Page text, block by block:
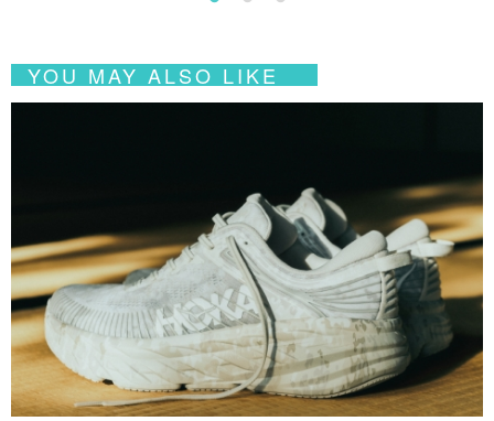
YOU MAY ALSO LIKE